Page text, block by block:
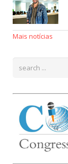
Mais notícias